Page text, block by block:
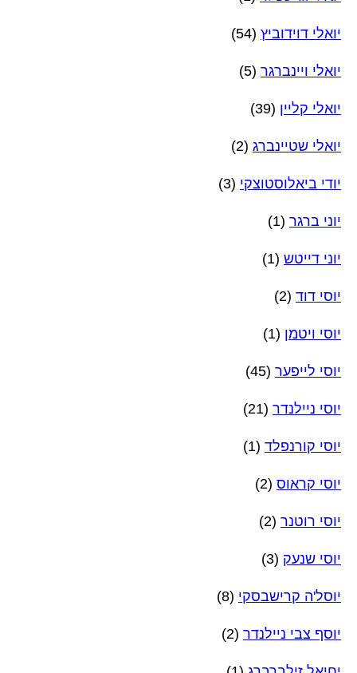
יואלי דוידוביץ (54)
יואלי ויינברגר (5)
יואלי קליין (39)
יואלי שטיינברג (2)
יודי ביאלוסטוצקי (3)
יוני ברגר (1)
יוני דייטש (1)
יוסי דוד (2)
יוסי ויטמן (1)
יוסי לייפער (45)
יוסי ניילנדר (21)
יוסי קורנפלד (1)
יוסי קראוס (2)
יוסי רוטנר (2)
יוסי שנעק (3)
יוסל'ה קרישבסקי (8)
יוסף צבי ניילנדר (2)